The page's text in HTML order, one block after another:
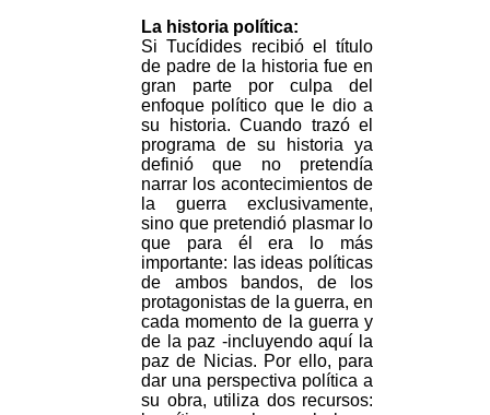
La historia política:
Si Tucídides recibió el título
de padre de la historia fue en
gran parte por culpa del
enfoque político que le dio a
su historia. Cuando trazó el
programa de su historia ya
definió que no pretendía
narrar los acontecimientos de
la guerra exclusivamente,
sino que pretendió plasmar lo
que para él era lo más
importante: las ideas políticas
de ambos bandos, de los
protagonistas de la guerra, en
cada momento de la guerra y
de la paz -incluyendo aquí la
paz de Nicias. Por ello, para
dar una perspectiva política a
su obra, utiliza dos recursos: